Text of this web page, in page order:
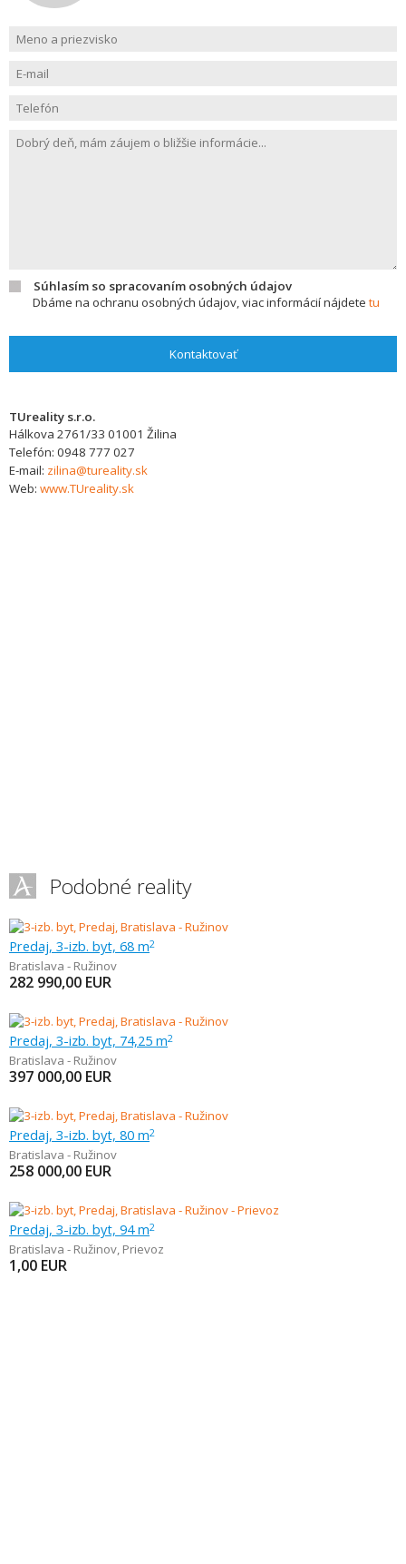
Súhlasím so spracovaním osobných údajov
Dbáme na ochranu osobných údajov, viac informácií nájdete tu
Kontaktovať
TUreality s.r.o.
Hálkova 2761/33 01001 Žilina
Telefón: 0948 777 027
E-mail: zilina@tureality.sk
Web: www.TUreality.sk
Podobné reality
Predaj, 3-izb. byt, 68 m2
Bratislava - Ružinov
282 990,00 EUR
Predaj, 3-izb. byt, 74,25 m2
Bratislava - Ružinov
397 000,00 EUR
Predaj, 3-izb. byt, 80 m2
Bratislava - Ružinov
258 000,00 EUR
Predaj, 3-izb. byt, 94 m2
Bratislava - Ružinov, Prievoz
1,00 EUR